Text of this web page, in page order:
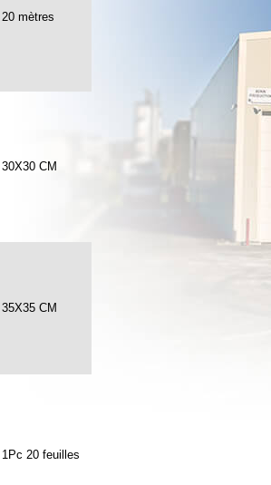
20 mètres
30X30 CM
35X35 CM
1Pc 20 feuilles